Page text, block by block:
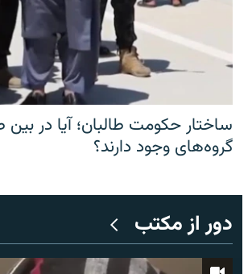
ساختار حکومت طالبان؛ آیا در بین
گروه‌های وجود دارند؟
دور از مکتب